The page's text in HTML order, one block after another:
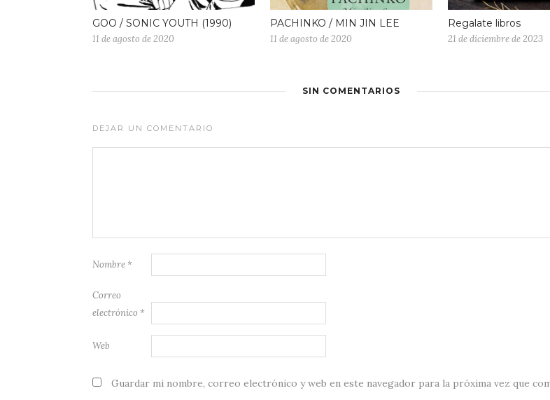
GOO / SONIC YOUTH (1990)
11 de agosto de 2020
PACHINKO / MIN JIN LEE
11 de agosto de 2020
Regalate libros
21 de diciembre de 2023
SIN COMENTARIOS
DEJAR UN COMENTARIO
Nombre *
Correo
electrónico *
Web
Guardar mi nombre, correo electrónico y web en este navegador para la próxima vez que